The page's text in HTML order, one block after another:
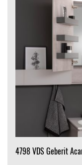
4798 VDS Geberit